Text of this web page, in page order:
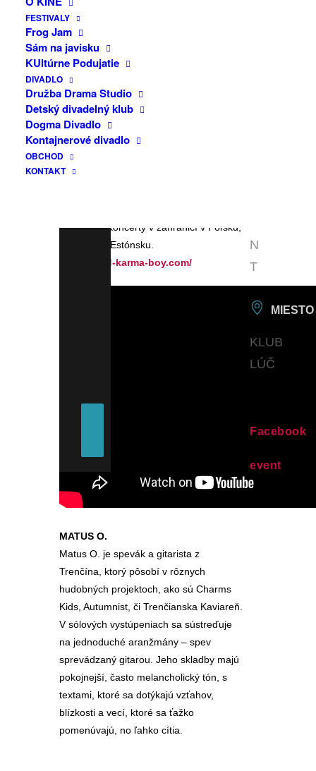
FESTIVALY
Frog Jam
Sám na javisku
KUltúrne Podujatie
DIVADLO
Družba Drama Studio
Detský divadelný klub
Dogma Divadlo
Kontajnerové divadlo
OBCHOD
KONTAKT
prostredia, kde vznikali,či už ide o
oceánsku hmlu, nočnú samotu alebo
zážitky kapely z posledných rokov. Bad
Karma Boy sú Juraj Marikovič, Adela
Tihláriková, Martin Zaujec, Alan Prekop a
Roman Lauko. Na scéne pôsobia už viac
ako 10 rokov. Známi sú svojou alt-
popovou tvorbou a precízne
poskladanými aranžmánmi, kde
ústrednú rolu hrá pesničkový nápad.
Ostrava aj koncerty v zahraničí v Poľsku,
Lotyšsku a Estónsku.
https://bad-karma-boy.com/
MATUS O.
Matus O. je spevák a gitarista z
Trenčína, ktorý pôsobí v rôznych
hudobných projektoch, ako sú Charms
Kids, Autumnist, či Trenčianska Kaviareň.
V sólových vystúpeniach sa sústreďuje
na jednoduché aranžmány – spev
sprevádzaný gitarou. Jeho skladby majú
pokojnejší, často melancholický tón, s
textami, ktoré sa dotýkajú vzťahov,
blízkosti a vecí, ktoré sa ťažko
pomenúvajú, no ľahko cítia.
N
T
MIESTO
KLUB
LÚČ
Facebook
event